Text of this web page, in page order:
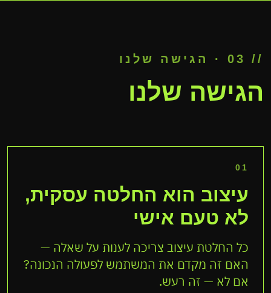
// 03 · הגישה שלנו
הגישה שלנו
01
עיצוב הוא החלטה עסקית,
לא טעם אישי
כל החלטת עיצוב צריכה לענות על שאלה —
האם זה מקדם את המשתמש לפעולה הנכונה?
אם לא — זה רעש.